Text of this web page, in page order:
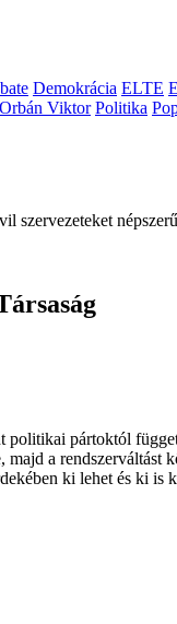
Demokrácia ELTE
Orbán Viktor Politika
szervezeteket
politikai pártoktól
a rendszerváltást
ki lehet és ki is